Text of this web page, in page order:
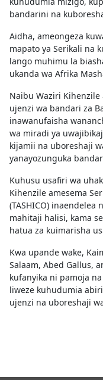
bandarini na
Aidha, ameongeza
mapato ya Serikali na
lango muhimu la
ukanda wa Afrika
Naibu Waziri Kihenzile
ujenzi wa bandari za
inawanufaisha
wa miradi ya
kijamii na uboreshaji
yanayozunguka
Kuhusu usafiri wa
Kihenzile amesema
(TASHICO)
mahitaji halisi, kama
hatua za kuimarisha
Kwa upande wake,
Salaam, Abed Gallus,
kufanyika ni pamoja
liweze kuhudumia
ujenzi na uboreshaji